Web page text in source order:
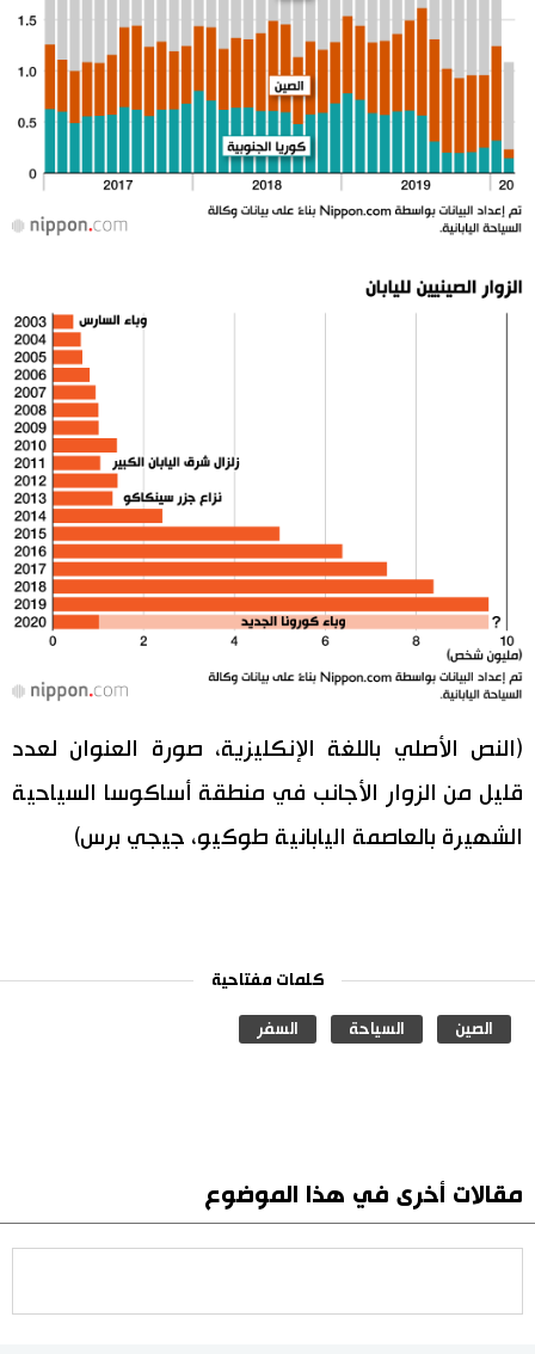
(النص الأصلي باللغة الإنكليزية، صورة العنوان لعدد
قليل من الزوار الأجانب في منطقة أساكوسا السياحية
الشهيرة بالعاصمة اليابانية طوكيو، جيجي برس)
كلمات مفتاحية
الصين السياحة السفر
مقالات أخرى في هذا الموضوع